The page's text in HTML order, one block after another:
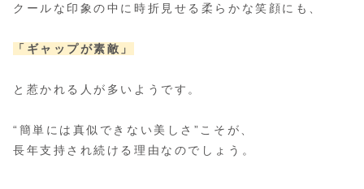
クールな印象の中に時折見せる柔らかな笑顔にも、
「ギャップが素敵」
と惹かれる人が多いようです。
“簡単には真似できない美しさ”こそが、
長年支持され続ける理由なのでしょう。